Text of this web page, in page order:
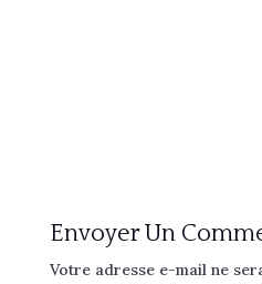
Envoyer Un
Votre adresse e-mail ne